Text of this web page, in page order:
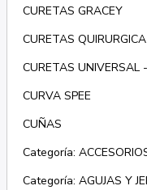
CURETAS GRACEY
CURETAS
CURETAS UNIVERSAL
CURVA SPEE
CUÑAS
Categoría:
Categoría: AGUJAS Y